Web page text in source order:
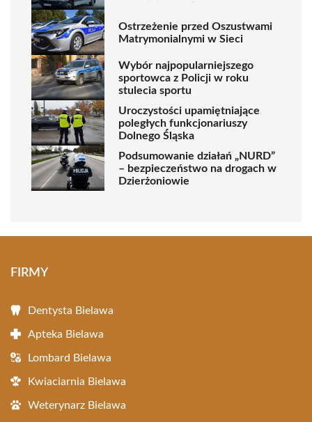
Ostrzeżenie przed Oszustwami
Matrymonialnymi w Sieci
Wybór najpopularniejszego
sportowca z Policji w roku
stulecia sportu
Uroczystości upamiętniające
poległych funkcjonariuszy
Dolnego Śląska
Podsumowanie działań „NURD”
– bezpieczeństwo na drogach w
Dzierżoniowie
FIRMY
Dentysta Bielawa
Apteka Bielawa
Lombard Bielawa
Kwiaciarnia Bielawa
Weterynarz Bielawa